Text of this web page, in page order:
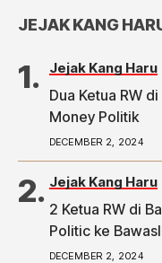
JEJAK KANG
Jejak Kang Haru
Dua Ketua RW
Money Politik
DECEMBER 2, 2024
Jejak Kang Haru
2 Ketua RW di
Politic ke Bawaslu,
telah tayang di
DECEMBER 2, 2024